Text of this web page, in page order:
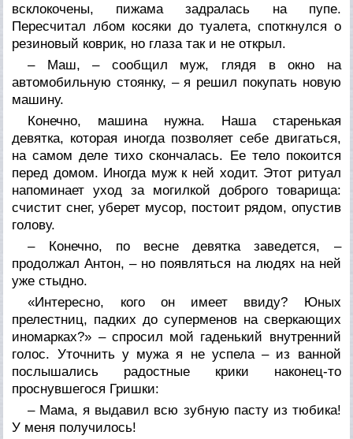
всклокочены, пижама задралась на пупе.
Пересчитал лбом косяки до туалета, споткнулся о
резиновый коврик, но глаза так и не открыл.
– Маш, – сообщил муж, глядя в окно на
автомобильную стоянку, – я решил покупать новую
машину.
Конечно, машина нужна. Наша старенькая
девятка, которая иногда позволяет себе двигаться,
на самом деле тихо скончалась. Ее тело покоится
перед домом. Иногда муж к ней ходит. Этот ритуал
напоминает уход за могилкой доброго товарища:
счистит снег, уберет мусор, постоит рядом, опустив
голову.
– Конечно, по весне девятка заведется, –
продолжал Антон, – но появляться на людях на ней
уже стыдно.
«Интересно, кого он имеет ввиду? Юных
прелестниц, падких до суперменов на сверкающих
иномарках?» – спросил мой гаденький внутренний
голос. Уточнить у мужа я не успела – из ванной
послышались радостные крики наконец-то
проснувшегося Гришки:
– Мама, я выдавил всю зубную пасту из тюбика!
У меня получилось!